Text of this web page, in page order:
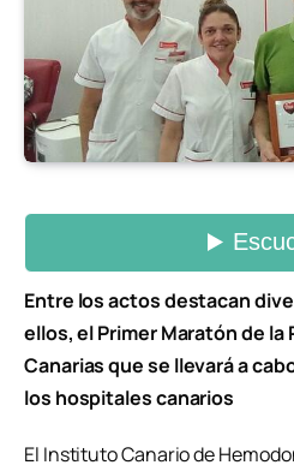
Entre los actos destacan
ellos, el Primer Maratón de la
Canarias que se llevará a
los hospitales canarios
El Instituto Canario de